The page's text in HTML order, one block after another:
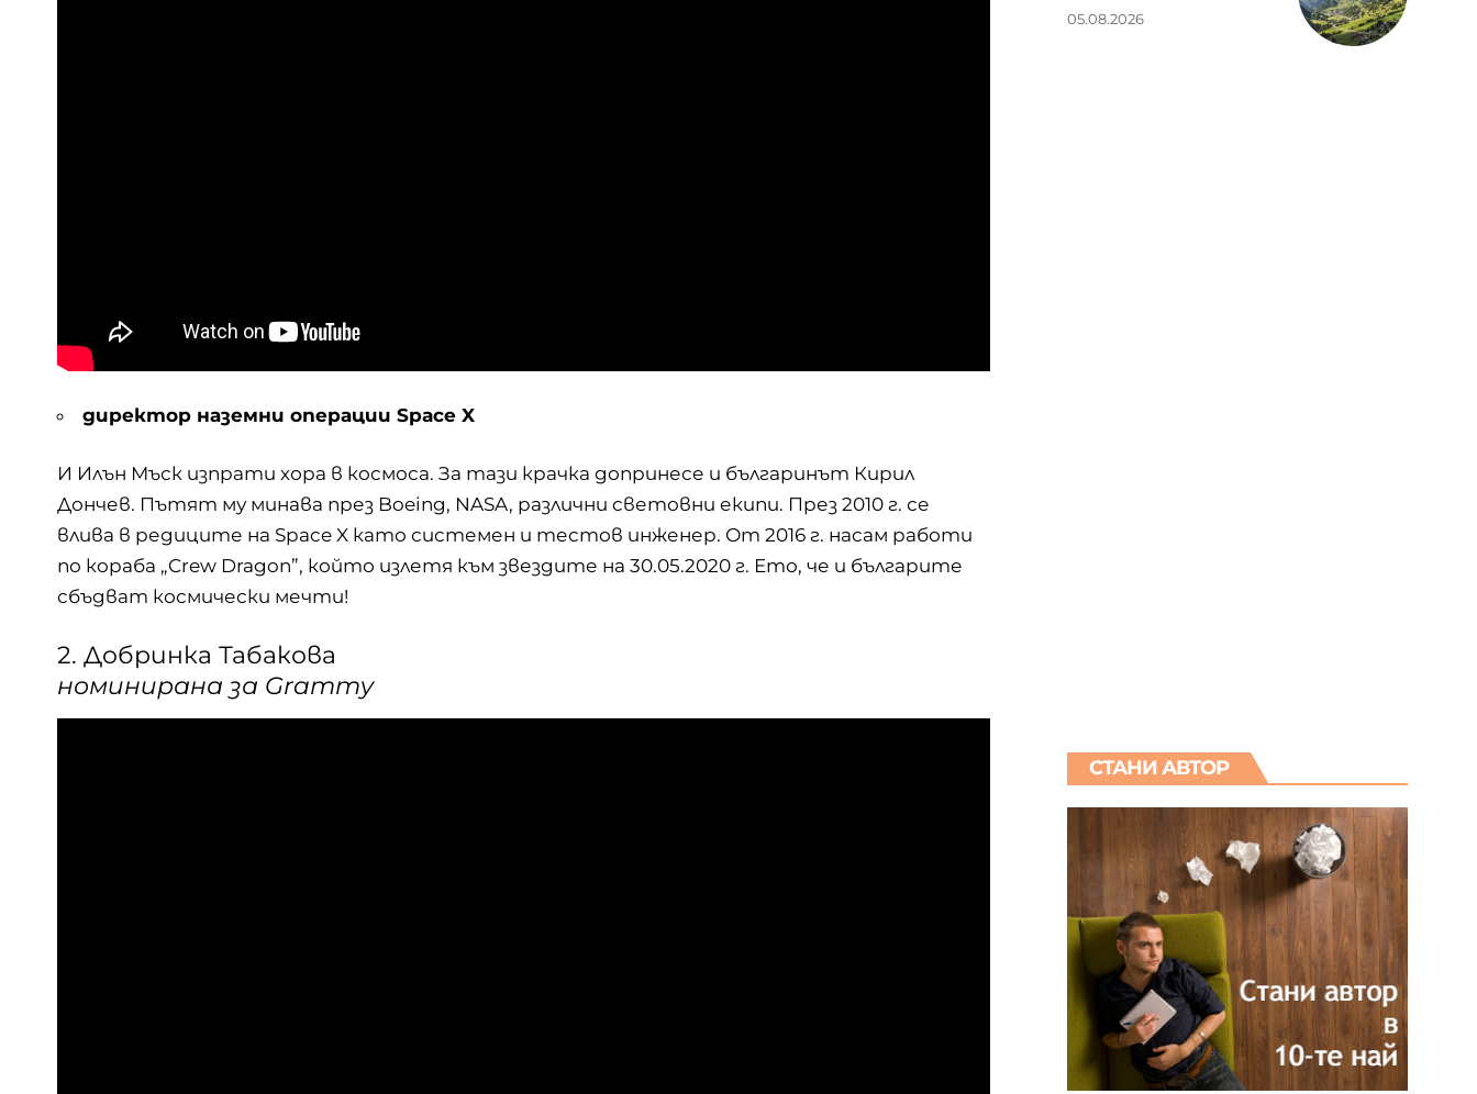
директор наземни операции Space X
И Илън Мъск изпрати хора в космоса. За тази крачка допринесе и българинът Кирил
Дончев. Пътят му минава през Boeing, NASA, различни световни екипи. През 2010 г. се
влива в редиците на Space X като системен и тестов инженер. От 2016 г. насам работи
по кораба „Crew Dragon”, който излетя към звездите на 30.05.2020 г. Ето, че и българите
сбъдват космически мечти!
2. Добринка Табакова
номинирана за Grammy
05.08.2026
СТАНИ АВТОР